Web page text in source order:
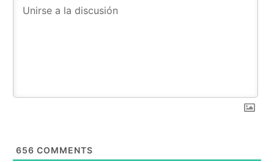
656 COMMENTS